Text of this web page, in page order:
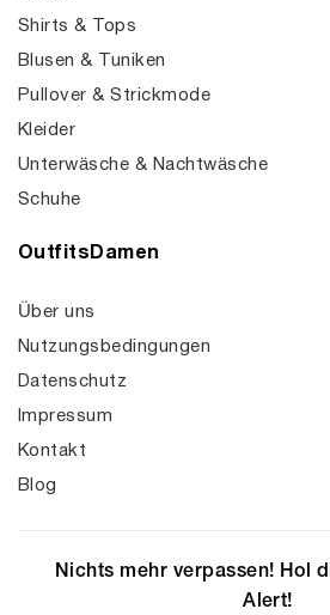
Shirts & Tops
Blusen & Tuniken
Pullover & Strickmode
Kleider
Unterwäsche & Nachtwäsche
Schuhe
OutfitsDamen
Über uns
Nutzungsbedingungen
Datenschutz
Impressum
Kontakt
Blog
Nichts mehr verpassen! Hol
Alert!